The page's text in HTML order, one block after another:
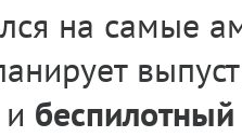
на самые
и